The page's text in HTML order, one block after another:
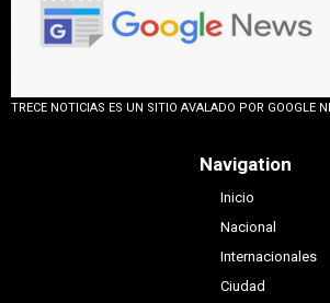
TRECE NOTICIAS ES UN SITIO AVALADO POR GOOGLE
Navigation
Inicio
Nacional
Internacionales
Ciudad